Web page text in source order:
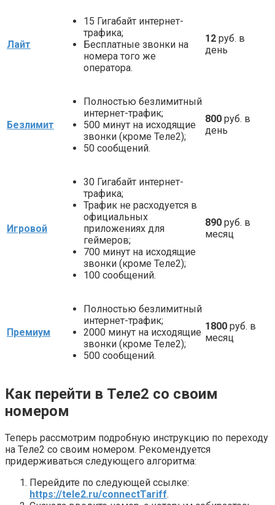
Лайт
15 Гигабайт интернет-
трафика;
Бесплатные звонки на
номера того же
оператора.
12 руб. в
день
Безлимит
Полностью безлимитный
интернет-трафик;
500 минут на исходящие
звонки (кроме Теле2);
50 сообщений.
800 руб. в
день
Игровой
30 Гигабайт интернет-
трафика;
Трафик не расходуется в
официальных
приложениях для
геймеров;
700 минут на исходящие
звонки (кроме Теле2);
100 сообщений.
890 руб. в
месяц
Премиум
Полностью безлимитный
интернет-трафик;
2000 минут на исходящие
звонки (кроме Теле2);
500 сообщений.
1800 руб. в
месяц
Как перейти в Теле2 со своим
номером
Теперь рассмотрим подробную инструкцию по переходу
на Теле2 со своим номером. Рекомендуется
придерживаться следующего алгоритма:
Перейдите по следующей ссылке:
https://tele2.ru/connectTariff.